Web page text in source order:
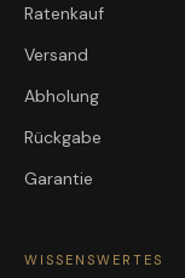
Ratenkauf
Versand
Abholung
Rückgabe
Garantie
WISSENSWERTES